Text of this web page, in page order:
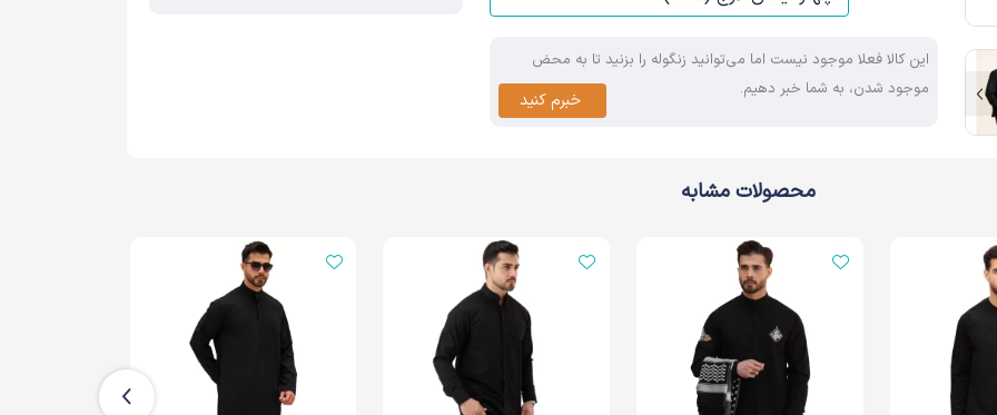
این کالا فعلا موجود نیست اما می‌توانید زنگوله را بزنید تا به محض
موجود شدن، به شما خبر دهیم.
خبرم کنید
محصولات مشابه